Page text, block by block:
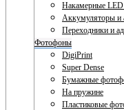
Накамерные LED
Аккумуляторы и
Переходники и
Фотофоны
DigiPrint
Super Dense
Бумажные
На пружине
Пластиковые